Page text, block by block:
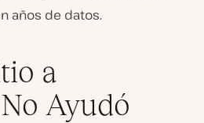
años de datos.
a
Ayudó